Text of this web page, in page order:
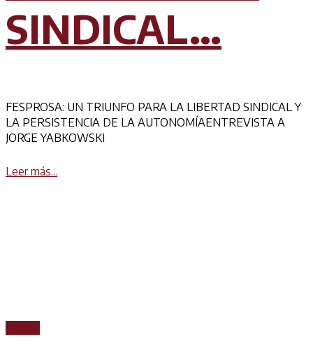
SINDICAL…
FESPROSA: UN TRIUNFO PARA LA LIBERTAD SINDICAL Y
LA PERSISTENCIA DE LA AUTONOMÍAENTREVISTA A
JORGE YABKOWSKI
Leer más...